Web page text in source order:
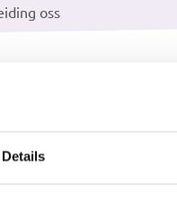
Details
oss